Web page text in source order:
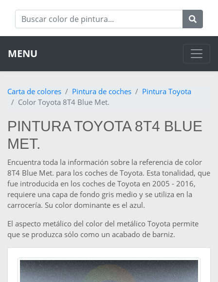
MENU
Carta de colores Pintura de coches
Pintura Toyota
Color Toyota 8T4 Blue Met.
PINTURA TOYOTA 8T4 BLUE
MET.
Encuentra toda la información sobre la referencia de color
8T4 Blue Met. para los coches de Toyota. Esta tonalidad, que
fue introducida en los coches de Toyota en 2005 - 2016,
requiere una capa de fondo gris medio y se utiliza en la
carrocería. Su color dominante es el azul.
El aspecto metálico del color del metálico Toyota permite
que se produzca sólo como un acabado de barniz.